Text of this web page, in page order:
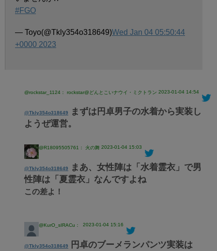
#FGO
— Toyo(@Tkly354o318649)Wed Jan 04 05:50:44
+0000 2023
@rockstar_1124： rockstar@どんとこいナウイ・ミクトラン 2023-01-04 14:54
@Tkly354o318649
まずは円卓男子の水着から実装し
ようぜ運営。
@R18095505761： 火の舞 2023-01-04 15:03
@Tkly354o318649
まあ、女性陣は「水着霊衣」で男
性陣は「夏霊衣」なんですよね
この差よ！
@KurO_sIRACu： 2023-01-04 15:16
@Tkly354o318649
円卓のブーメランパンツ実装は